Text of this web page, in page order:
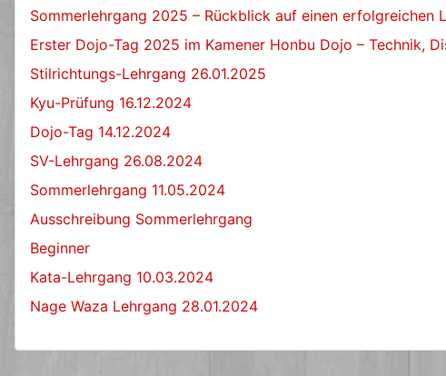
Sommerlehrgang 2025 – Rückblick auf einen erfolgreichen
Erster Dojo-Tag 2025 im Kamener Honbu Dojo – Technik,
Stilrichtungs-Lehrgang 26.01.2025
Kyu-Prüfung 16.12.2024
Dojo-Tag 14.12.2024
SV-Lehrgang 26.08.2024
Sommerlehrgang 11.05.2024
Ausschreibung Sommerlehrgang
Beginner
Kata-Lehrgang 10.03.2024
Nage Waza Lehrgang 28.01.2024